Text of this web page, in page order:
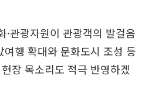
·관광자원이 관광객의 발걸음
행 확대와 문화도시 조성 등
장 목소리도 적극 반영하겠